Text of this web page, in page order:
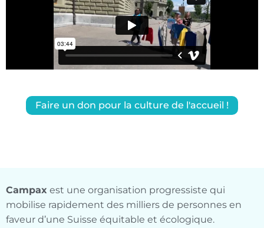
Faire un don pour la culture de l'accueil !
Campax est une organisation progressiste qui
mobilise rapidement des milliers de personnes en
faveur d’une Suisse équitable et écologique.